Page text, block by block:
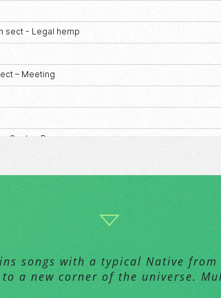
songs with a typical Native from
a new corner of the universe.